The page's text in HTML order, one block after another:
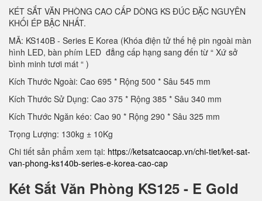
KÉT SẮT VĂN PHÒNG CAO CẤP DÒNG KS ĐÚC ĐẶC NGUYÊN
KHỐI ÉP BẬC NHẤT.
MÃ: KS140B - Series E Korea (Khóa điện tử thế hệ pin ngoài màn
hình LED, bàn phím LED đẳng cấp hạng sang đến từ “ Xứ sở
bình minh tươi mát “ )
Kích Thước Ngoài: Cao 695 * Rộng 500 * Sâu 545 mm
Kích Thước Sử Dụng: Cao 375 * Rộng 385 * Sâu 340 mm
Kích Thước Ngăn kéo: Cao 90 * Rộng 290 * Sâu 325 mm
Trọng Lượng: 130kg ± 10Kg
Chi tiết sản phẩm xem tại: https://ketsatcaocap.vn/chi-tiet/ket-sat-
van-phong-ks140b-series-e-korea-cao-cap
Két Sắt Văn Phòng KS125 - E Gold